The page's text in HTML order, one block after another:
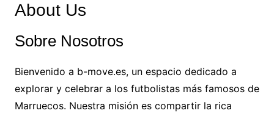
About Us
Sobre Nosotros
Bienvenido a b-move.es, un espacio dedicado a
explorar y celebrar a los futbolistas más famosos de
Marruecos. Nuestra misión es compartir la rica